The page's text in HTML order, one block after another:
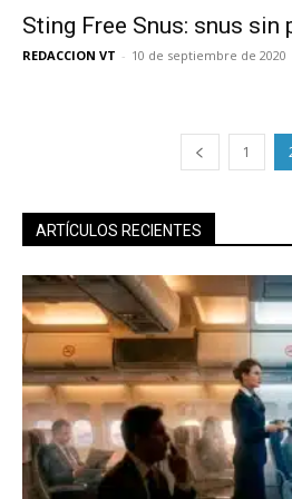
Sting Free Snus: snus sin
REDACCION VT - 10 de septiembre de 2020
1
ARTÍCULOS RECIENTES